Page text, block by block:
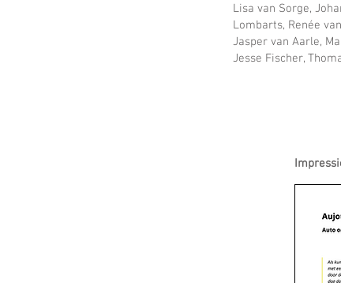
Lisa van Sorge,
Lombarts, Renée
Jasper van Aarle,
Jesse Fischer,